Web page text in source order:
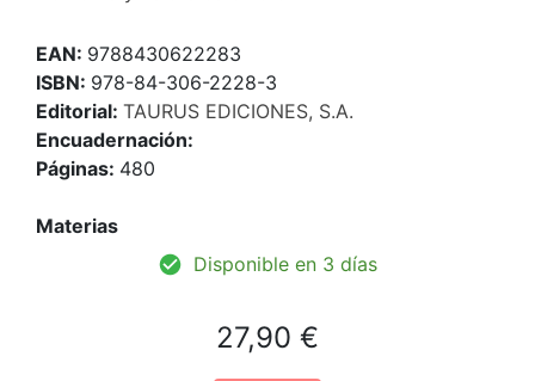
EAN: 9788430622283
ISBN: 978-84-306-2228-3
Editorial: TAURUS EDICIONES, S.A.
Encuadernación:
Páginas: 480
Materias
Disponible en 3 días
27,90 €